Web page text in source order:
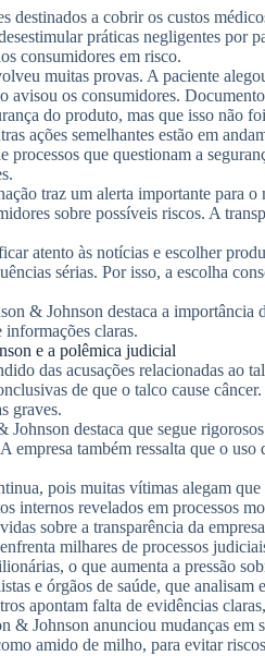
destinados a cobrir os custos
práticas negligentes por
consumidores em risco.
muitas provas. A paciente
avisou os consumidores.
do produto, mas que isso não
ações semelhantes estão em
processos que questionam a
traz um alerta importante para o
sobre possíveis riscos. A
atento às notícias e escolher
sérias. Por isso, a escolha
& Johnson destaca a importância
informações claras.
e a polêmica judicial
das acusações relacionadas ao
de que o talco cause
graves.
Johnson destaca que segue
empresa também ressalta que o
pois muitas vítimas alegam
internos revelados em processos
sobre a transparência da
milhares de processos
o que aumenta a pressão
e órgãos de saúde, que
apontam falta de evidências
& Johnson anunciou mudanças em
amido de milho, para evitar